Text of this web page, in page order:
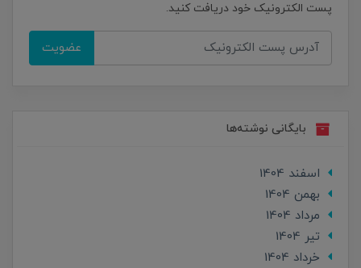
پست الکترونیک خود دریافت کنید.
عضویت
بایگانی نوشته‌ها
اسفند 1404
بهمن 1404
مرداد 1404
تير 1404
خرداد 1404